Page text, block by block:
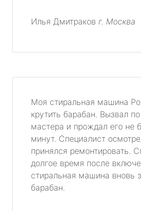
Илья Дмитраков г. Москва
Моя стиральная машина
крутить барабан. Вызвал
мастера и прождал его не
минут. Специалист
принялся ремонтировать.
долгое время после
стиральная машина вновь
барабан.